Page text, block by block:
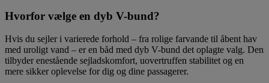
Hvorfor vælge en dyb V-bund?
Hvis du sejler i varierede forhold – fra rolige farvande til åbent hav
med uroligt vand – er en båd med dyb V-bund det oplagte valg. Den
tilbyder enestående sejladskomfort, uovertruffen stabilitet og en
mere sikker oplevelse for dig og dine passagerer.